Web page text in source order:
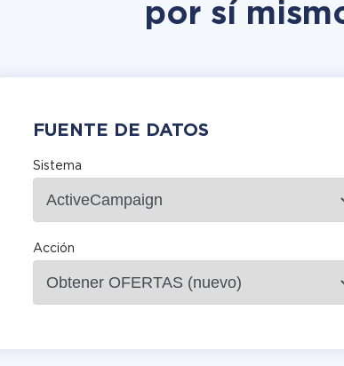
por sí
FUENTE DE DATOS
Sistema
Acción